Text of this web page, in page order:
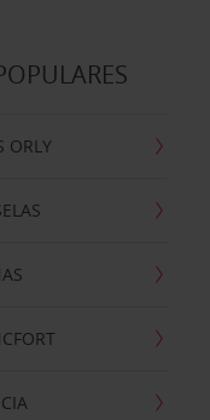
ORLY